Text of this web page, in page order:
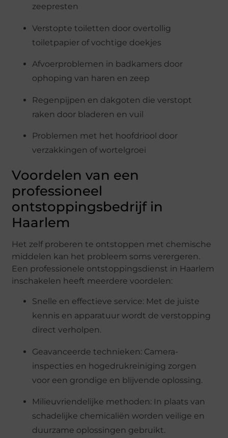
zeepresten
Verstopte toiletten door overtollig
toiletpapier of vochtige doekjes
Afvoerproblemen in badkamers door
ophoping van haren en zeep
Regenpijpen en dakgoten die verstopt
raken door bladeren en vuil
Problemen met het hoofdriool door
verzakkingen of wortelgroei
Voordelen van een
professioneel
ontstoppingsbedrijf in
Haarlem
Het zelf proberen te ontstoppen met chemische
middelen kan het probleem soms verergeren.
Een professionele ontstoppingsdienst in Haarlem
inschakelen heeft meerdere voordelen:
Snelle en effectieve service: Met de juiste
kennis en apparatuur wordt de verstopping
direct verholpen.
Geavanceerde technieken: Camera-
inspecties en hogedrukreiniging zorgen
voor een grondige en blijvende oplossing.
Milieuvriendelijke methoden: In plaats van
schadelijke chemicaliën worden veilige en
duurzame oplossingen gebruikt.